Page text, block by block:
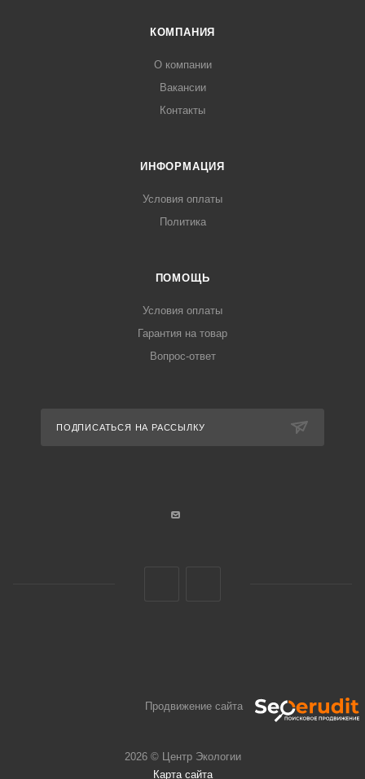
КОМПАНИЯ
О компании
Вакансии
Контакты
ИНФОРМАЦИЯ
Условия оплаты
Политика
ПОМОЩЬ
Условия оплаты
Гарантия на товар
Вопрос-ответ
ПОДПИСАТЬСЯ НА РАССЫЛКУ
Продвижение сайта
2026 © Центр Экологии
Карта сайта